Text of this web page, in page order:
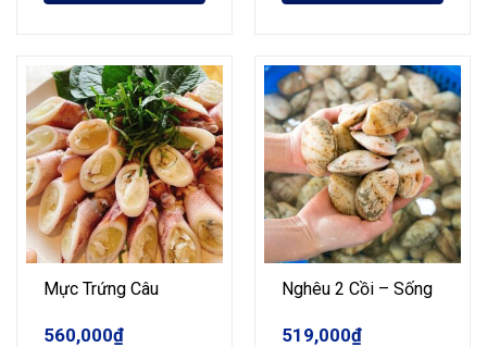
Mực Trứng Câu
560,000₫
Nghêu 2 Cồi – Sống
519,000₫